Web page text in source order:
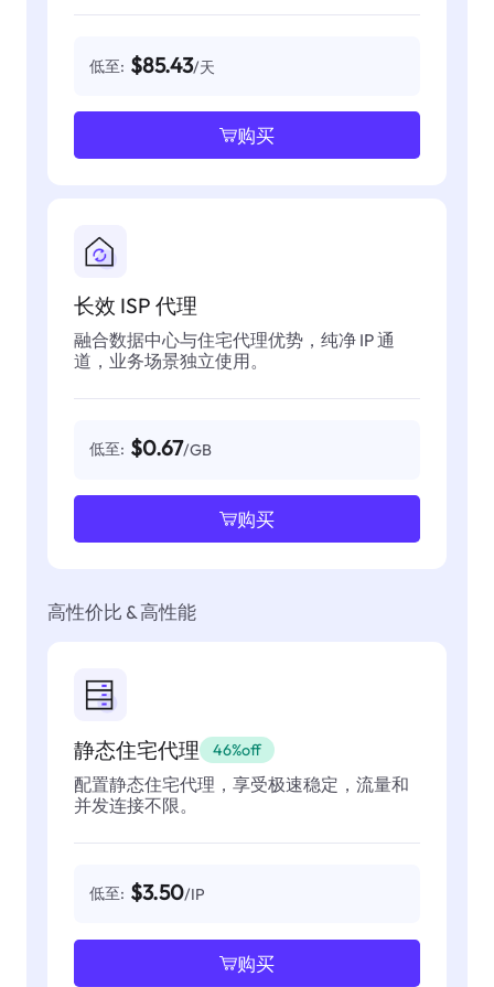
低至: $85.43/天
购买
长效 ISP 代理
融合数据中心与住宅代理优势，纯净 IP 通
道，业务场景独立使用。
低至: $0.67/GB
购买
高性价比 & 高性能
静态住宅代理 46%off
配置静态住宅代理，享受极速稳定，流量和
并发连接不限。
低至: $3.50/IP
购买